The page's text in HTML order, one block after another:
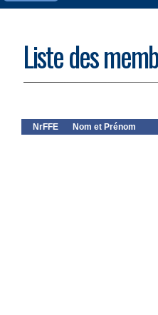
Liste des
NrFFE Nom et Prénom